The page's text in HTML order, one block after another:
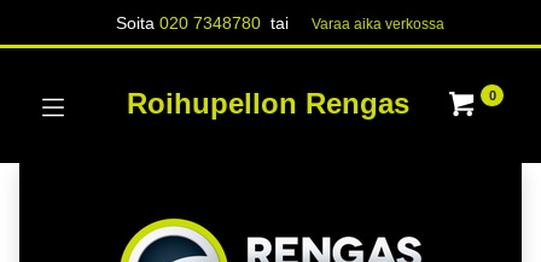
Soita020 7348780 tai Varaa aika verk​​​​ossa
Roihupellon Rengas 0